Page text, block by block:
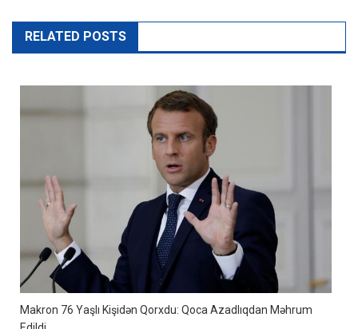
RELATED POSTS
Makron 76 Yaşlı Kişidən Qorxdu: Qoca Azadlıqdan Məhrum